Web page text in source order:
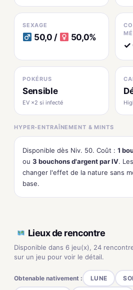
SEXAGE
50,0 / 50,0%
✓
POKÉRUS
Sensible
EV ×2 si infecté
HYPER-ENTRAÎNEMENT & MINTS
Disponible dès Niv. 50. Coût : 1
ou 3 bouchons d'argent par IV. Les
changer l'effet de la nature sans
base.
Lieux de rencontre
Disponible dans 6 jeu(x), 24
sur un jeu pour voir le détail.
Obtenable nativement : LUNE